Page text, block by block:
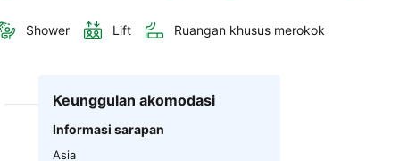
Shower Lift Ruangan khusus merokok
Keunggulan akomodasi
Informasi sarapan
Asia